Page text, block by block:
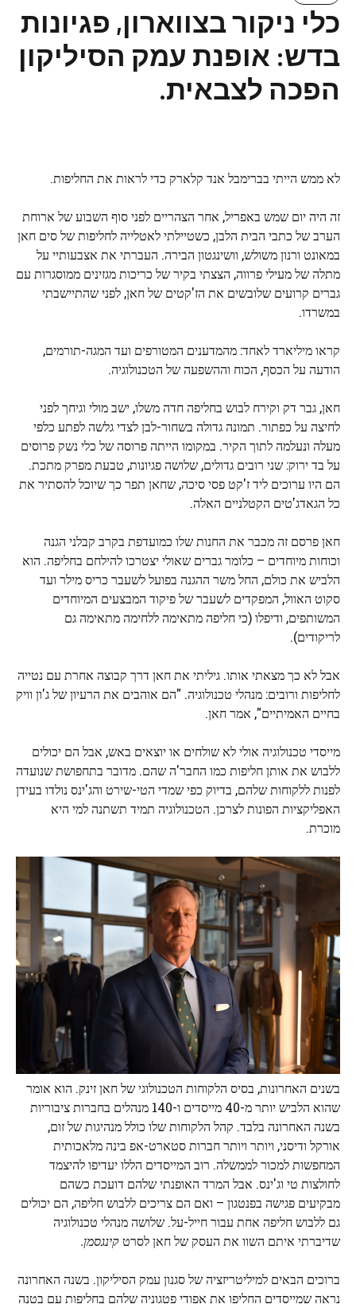
כלי ניקור בצווארון, פגיונות
בדש: אופנת עמק הסיליקון
הפכה לצבאית.
לא ממש הייתי בברימבל אנד קלארק כדי לראות את החליפות.
זה היה יום שמש באפריל, אחר הצהריים לפני סוף השבוע של ארוחת
הערב של כתבי הבית הלבן, כשטיילתי לאטלייה לחליפות של סים חאן
במאונט ורנון משולש, וושינגטון הבירה. העברתי את אצבעותיי על
מתלה של מעילי פרווה, הצצתי בקיר של כריכות מגזינים ממוסגרות עם
גברים קרועים שלובשים את הז'קטים של חאן, לפני שהתיישבתי
במשרדו.
קראו מיליארד לאחד: מהמדענים המטורפים ועד המגה-תורמים,
הודעה על הכסף, הכוח וההשפעה של הטכנולוגיה.
חאן, גבר דק וקירח לבוש בחליפה חדה משלו, ישב מולי וגיחך לפני
לחיצה על כפתור. תמונה גדולה בשחור-לבן לצדי גלשה לפתע כלפי
מעלה ונעלמה לתוך הקיר. במקומו הייתה פרוסה של כלי נשק פרוסים
על בד ירוק: שני רובים גדולים, שלושה פגיונות, טבעת מפרק מתכת.
הם היו ערוכים ליד ז'קט פסי סיכה, שחאן תפר כך שיוכל להסתיר את
כל הגאדג'טים הקטלניים האלה.
חאן פרסם זה מכבר את החנות שלו כמועדפת בקרב קבלני הגנה
וכוחות מיוחדים – כלומר גברים שאולי יצטרכו להילחם בחליפה. הוא
הלביש את כולם, החל משר ההגנה בפועל לשעבר כריס מילר ועד
סקוט האוול, המפקדים לשעבר של פיקוד המבצעים המיוחדים
המשותפים, ודיפלו (כי חליפה מתאימה ללחימה מתאימה גם
לריקודים).
אבל לא כך מצאתי אותו. גיליתי את חאן דרך קבוצה אחרת עם נטייה
לחליפות ורובים: מנהלי טכנולוגיה. "הם אוהבים את הרעיון של ג'ון וויק
בחיים האמיתיים", אמר חאן.
מייסדי טכנולוגיה אולי לא שולחים או יוצאים באש, אבל הם יכולים
ללבוש את אותן חליפות כמו החבר'ה שהם. מדובר בתחפושת שנועדה
לפנות ללקוחות שלהם, בדיוק כפי שמדי הטי-שירט והג'ינס נולדו בעידן
האפליקציות הפונות לצרכן. הטכנולוגיה תמיד תשתנה למי היא
מוכרת.
בשנים האחרונות, בסיס הלקוחות הטכנולוגי של חאן זינק. הוא אומר
שהוא הלביש יותר מ-40 מייסדים ו-140 מנהלים בחברות ציבוריות
בשנה האחרונה בלבד. קהל הלקוחות שלו כולל מנהיגות של זום,
אורקל ודיסני, ויותר ויותר חברות סטארט-אפ בינה מלאכותית
המחפשות למכור לממשלה. רוב המייסדים הללו יעדיפו להיצמד
לחולצות טי וג'ינס. אבל המרד האופנתי שלהם דועכת כשהם
מבקיעים פגישה בפנטגון – ואם הם צריכים ללבוש חליפה, הם יכולים
גם ללבוש חליפה אחת עבור חייל-על. שלושה מנהלי טכנולוגיה
שדיברתי איתם השוו את העסק של חאן לסרטקינגסמן.
ברוכים הבאים למיליטריזציה של סגנון עמק הסיליקון. בשנה האחרונה
נראה שמייסדים החליפו את אפודי פטגוניה שלהם בחליפות עם בטנה